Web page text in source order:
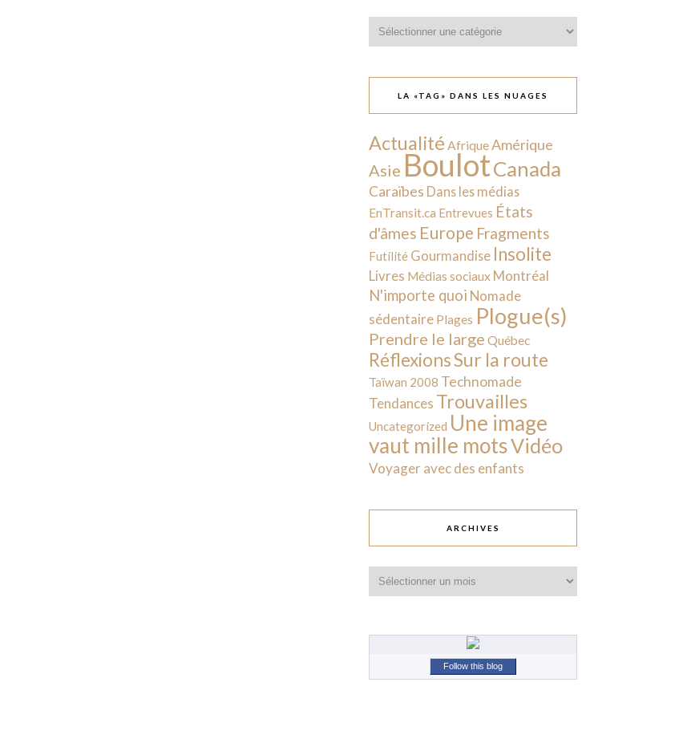
LA «TAG» DANS LES NUAGES
Actualité AfriqueAmérique
Asie BoulotCanada
Caraïbes Dans les médias
EnTransit.ca Entrevues États
d'âmes Europe Fragments
Futilité Gourmandise Insolite
Livres Médias sociaux Montréal
N'importe quoi Nomade
sédentaire Plages Plogue(s)
Prendre le large Québec
RéflexionsSur la route
Taïwan 2008 Technomade
Tendances Trouvailles
Uncategorized Une image
vaut mille motsVidéo
Voyager avec des enfants
ARCHIVES
Follow this blog